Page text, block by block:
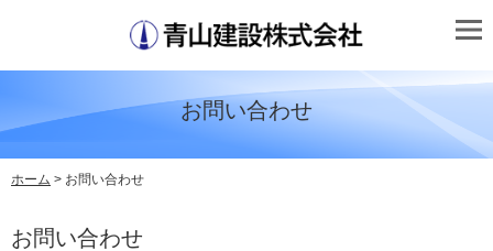
お問い合わせ
ホーム > お問い合わせ
お問い合わせ